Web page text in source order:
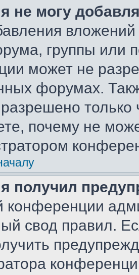
не могу
группы или
может не
форумах.
почему не
получил
конференции
свод правил.